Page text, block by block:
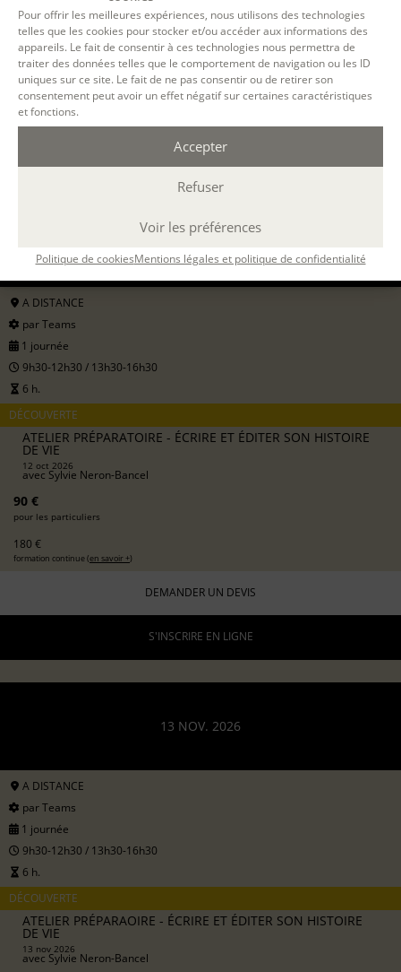
Pour offrir les meilleures expériences, nous utilisons des technologies
telles que les cookies pour stocker et/ou accéder aux informations des
appareils. Le fait de consentir à ces technologies nous permettra de
traiter des données telles que le comportement de navigation ou les ID
uniques sur ce site. Le fait de ne pas consentir ou de retirer son
consentement peut avoir un effet négatif sur certaines caractéristiques
et fonctions.
Accepter
Refuser
Voir les préférences
Politique de cookiesMentions légales et politique de confidentialité
Filtrer
A DISTANCE
par Teams
1 journée
9h30-12h30 / 13h30-16h30
6 h.
DÉCOUVERTE
ATELIER PRÉPARATOIRE - ÉCRIRE ET ÉDITER SON HISTOIRE
DE VIE
12 oct 2026
avec Sylvie Neron-Bancel
90 €
pour les particuliers
180 €
formation continue (en savoir +)
DEMANDER UN DEVIS
S'INSCRIRE EN LIGNE
13 NOV. 2026
A DISTANCE
par Teams
1 journée
9h30-12h30 / 13h30-16h30
6 h.
DÉCOUVERTE
ATELIER PRÉPARAOIRE - ÉCRIRE ET ÉDITER SON HISTOIRE
DE VIE
13 nov 2026
avec Sylvie Neron-Bancel